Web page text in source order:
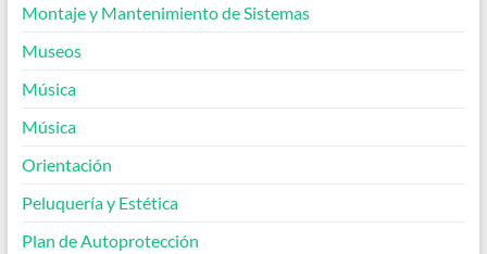
Montaje y Mantenimiento de Sistemas
Museos
Música
Música
Orientación
Peluquería y Estética
Plan de Autoprotección